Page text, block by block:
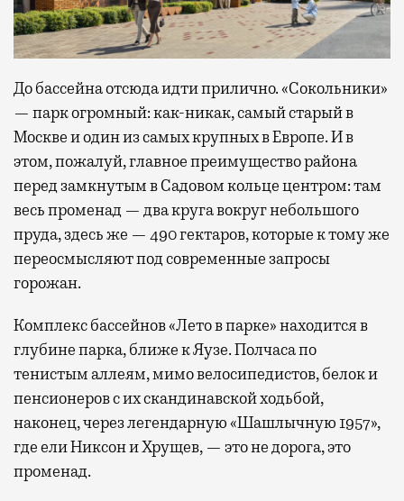
До бассейна отсюда идти прилично. «Сокольники»
— парк огромный: как-никак, самый старый в
Москве и один из самых крупных в Европе. И в
этом, пожалуй, главное преимущество района
перед замкнутым в Садовом кольце центром: там
весь променад — два круга вокруг небольшого
пруда, здесь же — 490 гектаров, которые к тому же
переосмысляют под современные запросы
горожан.
Комплекс бассейнов «Лето в парке» находится в
глубине парка, ближе к Яузе. Полчаса по
тенистым аллеям, мимо велосипедистов, белок и
пенсионеров с их скандинавской ходьбой,
наконец, через легендарную «Шашлычную 1957»,
где ели Никсон и Хрущев, — это не дорога, это
променад.